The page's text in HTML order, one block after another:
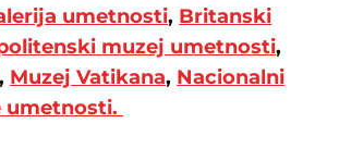
umetnosti, Britanski
muzej umetnosti,
, Muzej Vatikana, Nacionalni
umetnosti.